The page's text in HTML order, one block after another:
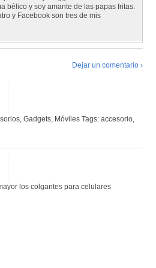
bélico y soy amante de las papas fritas.
y Facebook son tres de mis
Dejar un comentario ›
Gadgets, Móviles Tags: accesorio,
los colgantes para celulares